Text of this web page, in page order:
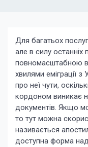
Для багатьох
але в силу останніх
повномасштабною
хвилями еміграції
про неї чути,
кордоном виникає
документів. Якщо
то тут можна
називається
доступна форма